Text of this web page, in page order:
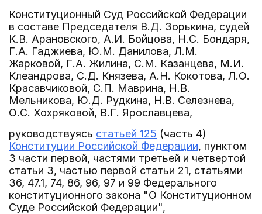
Конституционный Суд Российской Федерации
в составе Председателя В.Д. Зорькина, судей
К.В. Арановского, А.И. Бойцова, Н.С. Бондаря,
Г.А. Гаджиева, Ю.М. Данилова, Л.М.
Жарковой, Г.А. Жилина, С.М. Казанцева, М.И.
Клеандрова, С.Д. Князева, А.Н. Кокотова, Л.О.
Красавчиковой, С.П. Маврина, Н.В.
Мельникова, Ю.Д. Рудкина, Н.В. Селезнева,
О.С. Хохряковой, В.Г. Ярославцева,
руководствуясь статьей 125 (часть 4)
Конституции Российской Федерации, пунктом
3 части первой, частями третьей и четвертой
статьи 3, частью первой статьи 21, статьями
36, 47.1, 74, 86, 96, 97 и 99 Федерального
конституционного закона "О Конституционном
Суде Российской Федерации",